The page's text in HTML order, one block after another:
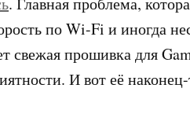
по Wi-Fi и иногда
свежая прошивка для
И вот её